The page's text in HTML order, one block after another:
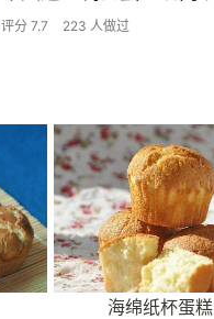
评分 7.7 223 人做过
海绵纸杯蛋糕